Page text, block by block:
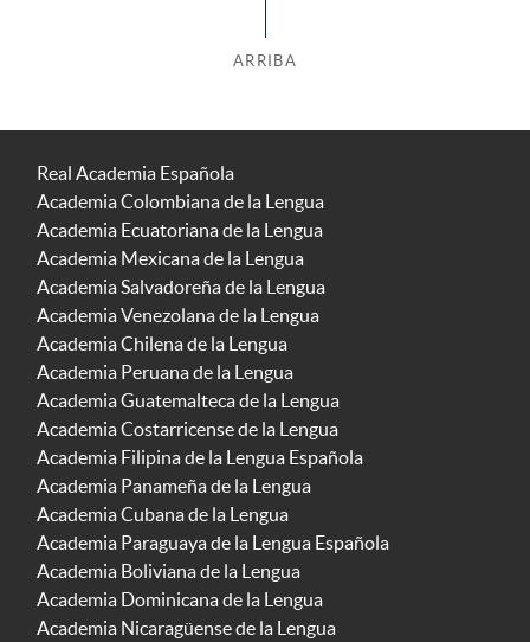
ARRIBA
Real Academia Española
Academia Colombiana de la Lengua
Academia Ecuatoriana de la Lengua
Academia Mexicana de la Lengua
Academia Salvadoreña de la Lengua
Academia Venezolana de la Lengua
Academia Chilena de la Lengua
Academia Peruana de la Lengua
Academia Guatemalteca de la Lengua
Academia Costarricense de la Lengua
Academia Filipina de la Lengua Española
Academia Panameña de la Lengua
Academia Cubana de la Lengua
Academia Paraguaya de la Lengua Española
Academia Boliviana de la Lengua
Academia Dominicana de la Lengua
Academia Nicaragüense de la Lengua